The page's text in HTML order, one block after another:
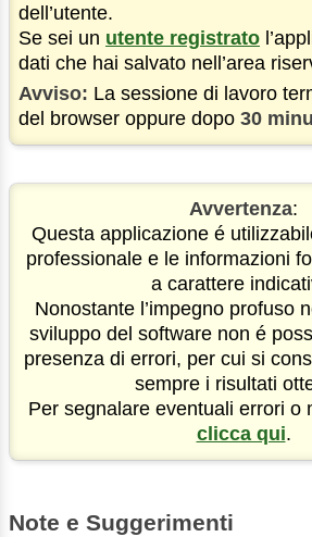
dell’utente.
Se sei un utente registrato
dati che hai salvato nell’area
Avviso: La sessione di lavoro
del browser oppure dopo 30
Avvertenza:
Questa applicazione é
professionale e le informazioni
a carattere
Nonostante l’impegno profuso
sviluppo del software non é
presenza di errori, per cui si
sempre i risultati
Per segnalare eventuali errori o
clicca qui.
Note e Suggerimenti